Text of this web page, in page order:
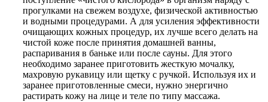
прогулками на свежем воздухе, физической активностью
и водными процедурами. А для усиления эффективности
очищающих кожных процедур, их лучше всего делать на
чистой коже после принятия домашней ванны,
распаривания в баньке или после сауны. Для этого
необходимо заранее приготовить жесткую мочалку,
махровую рукавицу или щетку с ручкой. Используя их и
заранее приготовленные смеси, нужно энергично
растирать кожу на лице и теле по типу массажа.